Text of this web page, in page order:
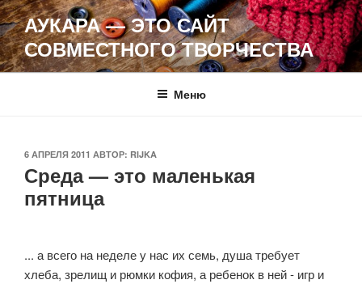
Перейти
к
содержимому
АУКАРА — ЭТО САЙТ
СОВМЕСТНОГО ТВОРЧЕСТВА
Меню
ОПУБЛИКОВАНО
6 АПРЕЛЯ 2011 АВТОР: RIJKA
Среда — это маленькая
пятница
... а всего на неделе у нас их семь, душа требует
хлеба, зрелищ и рюмки кофия, а ребенок в ней - игр и